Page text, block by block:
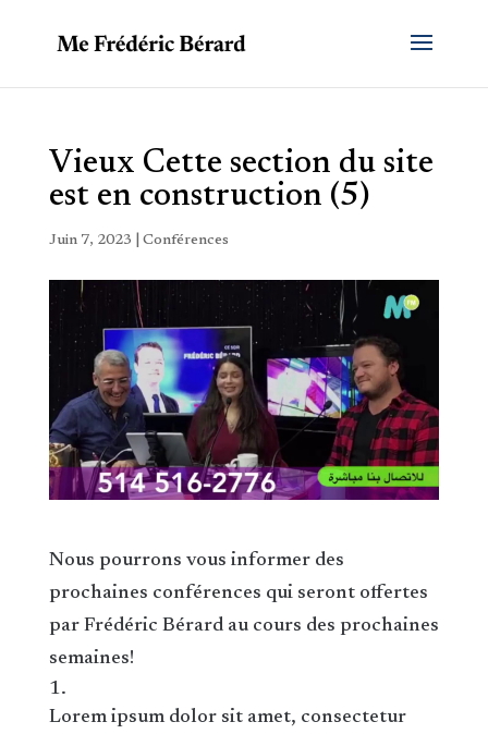
Vieux Cette section du site
est en construction (5)
Juin 7, 2023 Conférences
Nous pourrons vous informer des
prochaines conférences qui seront offertes
par Frédéric Bérard au cours des prochaines
semaines!
Lorem ipsum dolor sit amet, consectetur